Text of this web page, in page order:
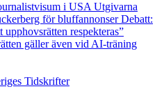
i USA Utgivarna
för bluffannonserDebatt:
upphovsrätten respekteras”
gäller även vid AI-träning
Tidskrifter